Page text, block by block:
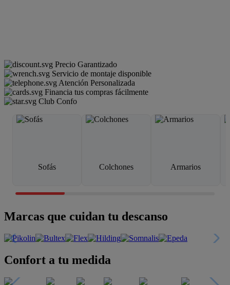
Precio Garantizado
Servicio de montaje disponible
Atención Personalizada
Financia tus compras fácilmente
Club Confo
Sofás Colchones Armarios
Marcas que cuidan tu descanso
Confort a tu medida